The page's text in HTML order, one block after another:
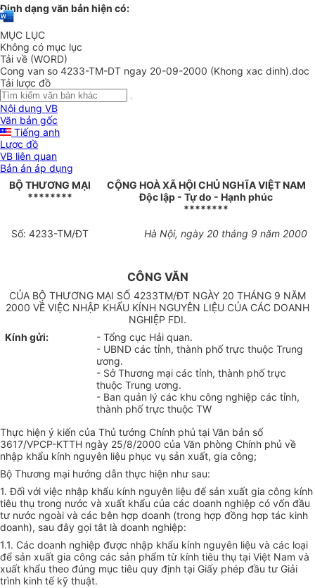
Định dạng văn bản hiện có:
MỤC LỤC
Không có mục lục
Tải về (WORD)
Cong van so 4233-TM-DT ngay 20-09-2000 (Khong xac dinh).doc
Tải lược đồ
Nội dung VB
Văn bản gốc
Tiếng anh
Lược đồ
VB liên quan
Bản án áp dụng
BỘ THƯƠNG MẠI
********
CỘNG HOÀ XÃ HỘI CHỦ NGHĨA VIỆT NAM
Độc lập - Tự do - Hạnh phúc
********
Số: 4233-TM/ĐT Hà Nội, ngày 20 tháng 9 năm 2000
CÔNG VĂN
CỦA BỘ THƯƠNG MẠI SỐ 4233TM/ĐT NGÀY 20 THÁNG 9 NĂM
2000 VỀ VIỆC NHẬP KHẨU KÍNH NGUYÊN LIỆU CỦA CÁC DOANH
NGHIỆP FDI.
Kính gửi:
- Tổng cục Hải quan.
- UBND các tỉnh, thành phố trực thuộc Trung
ương.
- Sở Thương mại các tỉnh, thành phố trực
thuộc Trung ương.
- Ban quản lý các khu công nghiệp các tỉnh,
thành phố trực thuộc TW
Thực hiện ý kiến của Thủ tướng Chính phủ tại Văn bản số
3617/VPCP-KTTH ngày 25/8/2000 của Văn phòng Chính phủ về
nhập khẩu kính nguyên liệu phục vụ sản xuất, gia công;
Bộ Thương mại hướng dẫn thực hiện như sau:
1. Đối với việc nhập khẩu kính nguyên liệu để sản xuất gia công kính
tiêu thụ trong nước và xuất khẩu của các doanh nghiệp có vốn đầu
tư nước ngoài và các bên hợp doanh (trong hợp đồng hợp tác kinh
doanh), sau đây gọi tắt là doanh nghiệp:
1.1. Các doanh nghiệp được nhập khẩu kính nguyên liệu và các loại
để sản xuất gia công các sản phẩm từ kính tiêu thụ tại Việt Nam và
xuất khẩu theo đúng mục tiêu quy định tại Giấy phép đầu tư Giải
trình kinh tế kỹ thuật.